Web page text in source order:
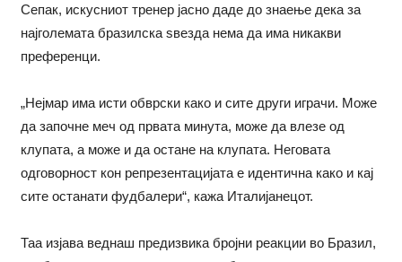
Сепак, искусниот тренер јасно даде до знаење дека за
најголемата бразилска ѕвезда нема да има никакви
преференци.
„Нејмар има исти обврски како и сите други играчи. Може
да започне меч од првата минута, може да влезе од
клупата, а може и да остане на клупата. Неговата
одговорност кон репрезентацијата е идентична како и кај
сите останати фудбалери“, кажа Италијанецот.
Таа изјава веднаш предизвика бројни реакции во Бразил,